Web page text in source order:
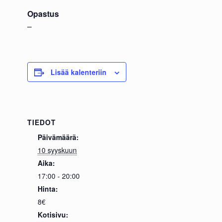
Opastus
–
Lisää kalenteriin
TIEDOT
Päivämäärä:
10 syyskuun
Aika:
17:00 - 20:00
Hinta:
8€
Kotisivu: